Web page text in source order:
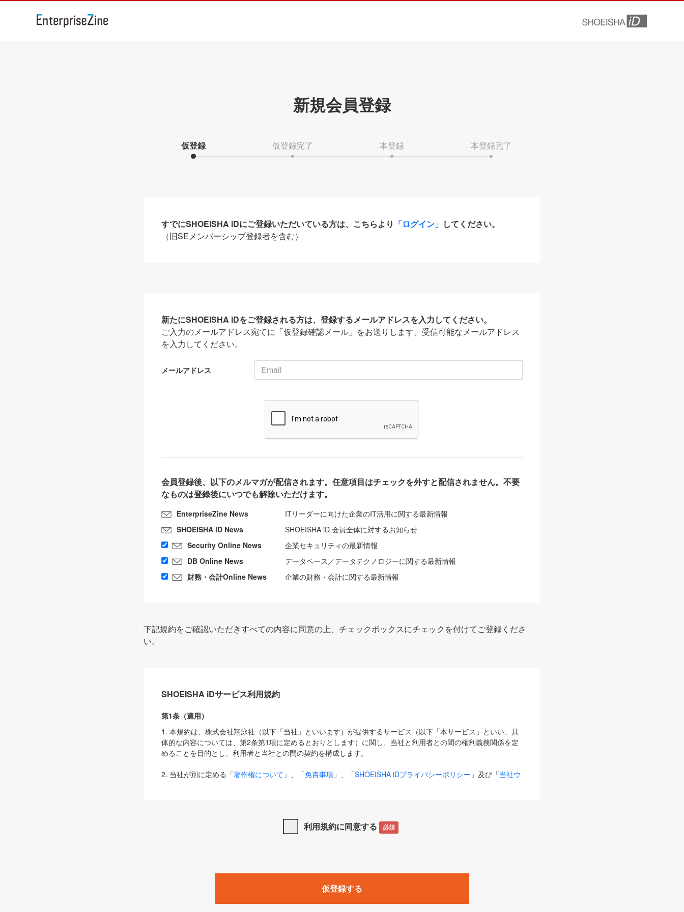
新規会員登録
仮登録 仮登録完了 本登録 本登録完了
すでにSHOEISHA iDにご登録いただいている方は、こちらより 「ログイン」 してください。
（旧SEメンバーシップ登録者を含む）
新たにSHOEISHA iDをご登録される方は、登録するメールアドレスを入力してください。
ご入力のメールアドレス宛てに「仮登録確認メール」をお送りします。受信可能なメールアドレス
を入力してください。
メールアドレス
会員登録後、以下のメルマガが配信されます。任意項目はチェックを外すと配信されません。不要
なものは登録後にいつでも解除いただけます。
EnterpriseZine News
ITリーダーに向けた企業のIT活用に関する最新情報
SHOEISHA iD News
SHOEISHA iD 会員全体に対するお知らせ
Security Online News
企業セキュリティの最新情報
DB Online News
データベース／データテクノロジーに関する最新情報
財務・会計Online News
企業の財務・会計に関する最新情報
下記規約をご確認いただきすべての内容に同意の上、チェックボックスにチェックを付けてご登録くださ
い。
SHOEISHA iDサービス利用規約
第1条（適用）
1. 本規約は、株式会社翔泳社（以下「当社」といいます）が提供するサービス（以下「本サービス」といい、具
体的な内容については、第2条第1項に定めるとおりとします）に関し、当社と利用者との間の権利義務関係を定
めることを目的とし、利用者と当社との間の契約を構成します。
2. 当社が別に定める「著作権について 」、「免責事項 」、「SHOEISHA iDプライバシーポリシー 」及び「当社ウ
は、本規約の規定が優先して適用されるものとします。
1. 「本サービス」とは、当社が提供する以下のサービス（名称や内容が変更された場合、変更後のサービスを含
みます）及びこれらサービスに関連して当社が実施するイベントやキャンペーンをいいます。
「SEBook」「SEShop」「CodeZine」「MarkeZine」「EnterpriseZine」「ECzine」「Biz/Zine」「HRzine」
利用規約に同意する 必須
仮登録する